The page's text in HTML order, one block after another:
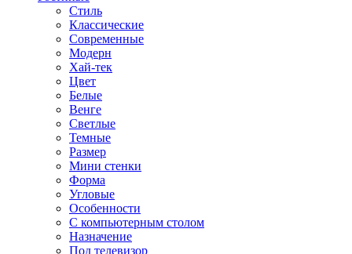
Стиль
Классические
Современные
Модерн
Хай-тек
Цвет
Белые
Венге
Светлые
Темные
Размер
Мини стенки
Форма
Угловые
Особенности
С компьютерным столом
Назначение
Под телевизор